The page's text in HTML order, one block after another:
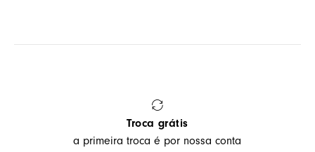
Troca grátis
a primeira troca é por nossa conta